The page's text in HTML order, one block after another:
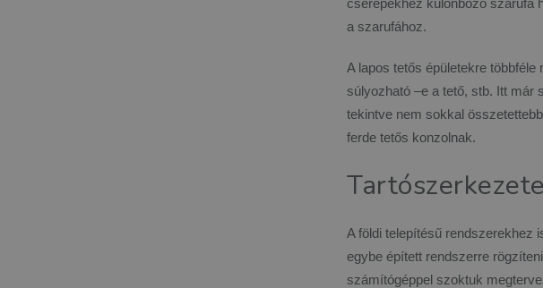
cserepekhez különböző szarufa
a szarufához.
A lapos tetős épületekre
súlyozható –e a tető, stb. Itt már
tekintve nem sokkal
ferde tetős konzolnak.
A földi telepítésű rendszerekhez
egybe épített rendszerre
számítógéppel szoktuk